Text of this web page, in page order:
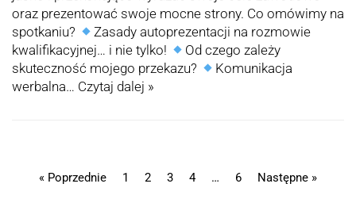
oraz prezentować swoje mocne strony. Co omówimy na
spotkaniu?
Zasady autoprezentacji na rozmowie
kwalifikacyjnej… i nie tylko!
Od czego zależy
skuteczność mojego przekazu?
Komunikacja
werbalna… Czytaj dalej »
« Poprzednie 1 2 3 4 … 6 Następne »